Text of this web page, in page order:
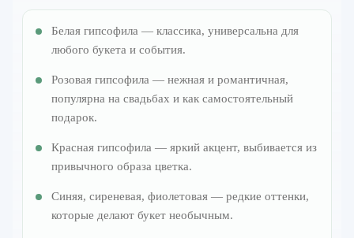
Белая гипсофила — классика, универсальна для
любого букета и события.
Розовая гипсофила — нежная и романтичная,
популярна на свадьбах и как самостоятельный
подарок.
Красная гипсофила — яркий акцент, выбивается из
привычного образа цветка.
Синяя, сиреневая, фиолетовая — редкие оттенки,
которые делают букет необычным.